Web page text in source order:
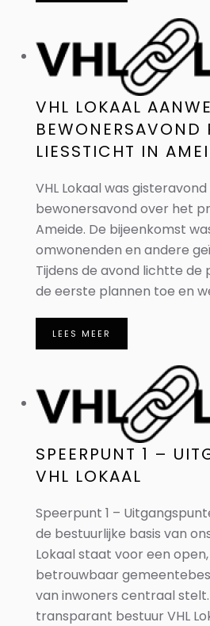
VHL LOKAAL
BEWONERSAVOND
LIESSTICHT IN
VHL Lokaal was
bewonersavond over het
Ameide. De bijeenkomst
omwonenden en andere
Tijdens de avond lichtte
de eerste plannen toe en
LEES MEER
SPEERPUNT 1 –
VHL LOKAAL
Speerpunt 1 –
de bestuurlijke basis van
Lokaal staat voor een
betrouwbaar
van inwoners centraal
transparant bestuur VHL